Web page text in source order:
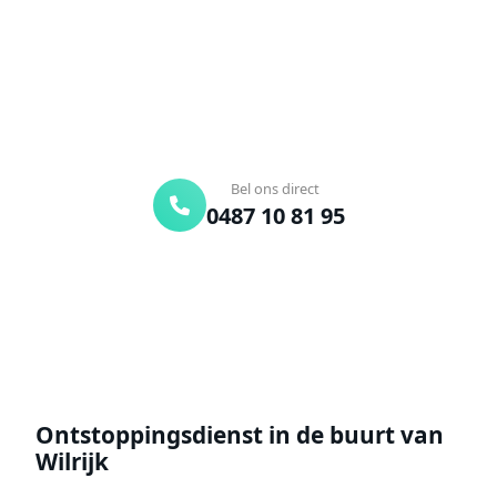
Bel ons direct
0487 10 81 95
Ontstoppingsdienst in de buurt van
Wilrijk